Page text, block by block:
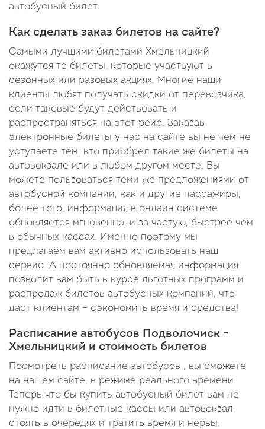
автобусный билет.
Как сделать заказ билетов на сайте?
Самыми лучшими билетами Хмельницкий
окажутся те билеты, которые участвуют в
сезонных или разовых акциях. Многие наши
клиенты любят получать скидки от перевозчика,
если таковые будут действовать и
распространяться на этот рейс. Заказав
электронные билеты у нас на сайте вы не чем не
уступаете тем, кто приобрел такие же билеты на
автовокзале или в любом другом месте. Вы
можете пользоваться теми же предложениями от
автобусной компании, как и другие пассажиры,
более того, информация в онлайн системе
обновляется мгновенно, и за частую, быстрее чем
в обычных кассах. Именно поэтому мы
предлагаем вам активно использовать наш
сервис. А постоянно обновляемая информация
позволит вам быть в курсе льготных программ и
распродаж билетов автобусных компаний, что
даст клиентам – сэкономить время и средства!
Расписание автобусов Подволочиск -
Хмельницкий и стоимость билетов
Посмотреть расписание автобусов , вы сможете
на нашем сайте, в режиме реального времени.
Теперь что бы купить автобусный билет вам не
нужно идти в билетные кассы или автовокзал,
стоять в очередях и тратить время и нервы.